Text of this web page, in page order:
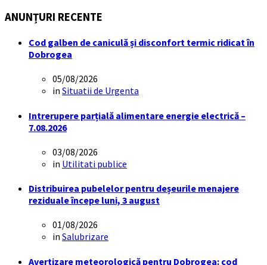
ANUNȚURI RECENTE
Cod galben de caniculă și disconfort termic ridicat în
Dobrogea
05/08/2026
in Situatii de Urgenta
Intrerupere parțială alimentare energie electrică –
7.08.2026
03/08/2026
in Utilitati publice
Distribuirea pubelelor pentru deșeurile menajere
reziduale începe luni, 3 august
01/08/2026
in Salubrizare
Avertizare meteorologică pentru Dobrogea: cod